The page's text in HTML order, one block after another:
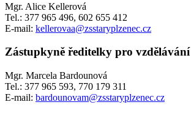
Mgr. Alice Kellerová
Tel.: 377 965 496, 602 655 412
E-mail: kellerovaa@zsstaryplzenec.cz
Zástupkyně ředitelky pro vzdělávání
Mgr. Marcela Bardounová
Tel.: 377 965 593, 770 179 311
E-mail: bardounovam@zsstaryplzenec.cz